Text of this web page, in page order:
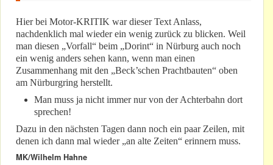
Hier bei Motor-KRITIK war dieser Text Anlass,
nachdenklich mal wieder ein wenig zurück zu blicken. Weil
man diesen „Vorfall“ beim „Dorint“ in Nürburg auch noch
ein wenig anders sehen kann, wenn man einen
Zusammenhang mit den „Beck’schen Prachtbauten“ oben
am Nürburgring herstellt.
Man muss ja nicht immer nur von der Achterbahn dort
sprechen!
Dazu in den nächsten Tagen dann noch ein paar Zeilen, mit
denen ich dann mal wieder „an alte Zeiten“ erinnern muss.
MK/Wilhelm Hahne